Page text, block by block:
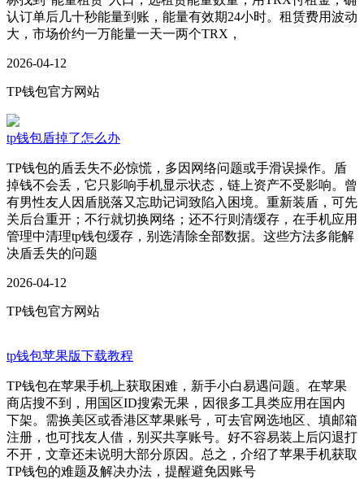
认订单后几十秒能量到账，能量有效期24小时。租赁费用波动
大，市场价约一万能量一天一两个TRX，
2026-04-12
TP钱包官方网站
tp钱包盾掉了怎么办
TP钱包的盾丢失不必惊慌，多因网络问题或手滑误操作。盾
掉钱不会丢，它只影响手机显示状态，链上资产不受影响。曾
有男性友人因盾脱落又忘助记词致陷入困境。重新装盾，可先
关后台重开；不行就切换网络；还不行则清缓存，在手机应用
管理中清理tp钱包缓存，别选清除全部数据。这些方法多能解
决盾丢失的问题
2026-04-12
TP钱包官方网站
tp钱包苹果版下载教程
TP钱包在苹果手机上获取困难，新手小白易遇问题。在苹果
商店搜不到，用国区ID搜索无果，因很多工具类应用在国内
下架。需换美区或香港区苹果账号，可去官网选地区、填邮箱
注册，也可找友人借，别买共享账号。好不容易装上后闪退打
不开，文章还未说明大部分原因。总之，介绍了苹果手机获取
TP钱包的难题及解决办法，提醒避免因账号